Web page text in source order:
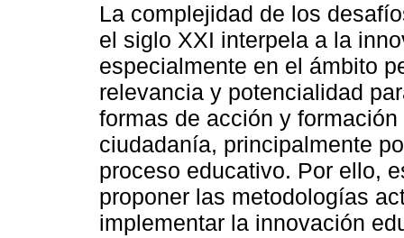
La complejidad de los
el siglo XXI interpela a la
especialmente en el ámbito
relevancia y potencialidad
formas de acción y
ciudadanía, principalmente
proceso educativo. Por ello,
proponer las metodologías
implementar la innovación